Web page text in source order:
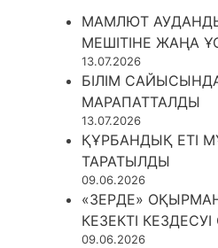
МАМЛЮТ
МЕШІТІНЕ ЖАҢА
13.07.2026
БІЛІМ
МАРАПАТТАЛДЫ
13.07.2026
ҚҰРБАНДЫҚ ЕТІ
ТАРАТЫЛДЫ
09.06.2026
«ЗЕРДЕ»
КЕЗЕКТІ КЕЗДЕСУІ
09.06.2026